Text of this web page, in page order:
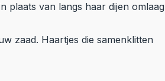
plaats van langs haar dijen omlaag
zaad. Haartjes die samenklitten